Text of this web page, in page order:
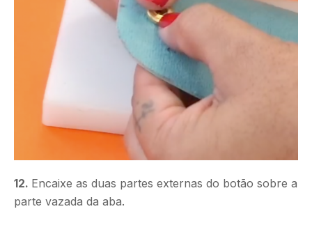
12. Encaixe as duas partes externas do botão sobre a
parte vazada da aba.